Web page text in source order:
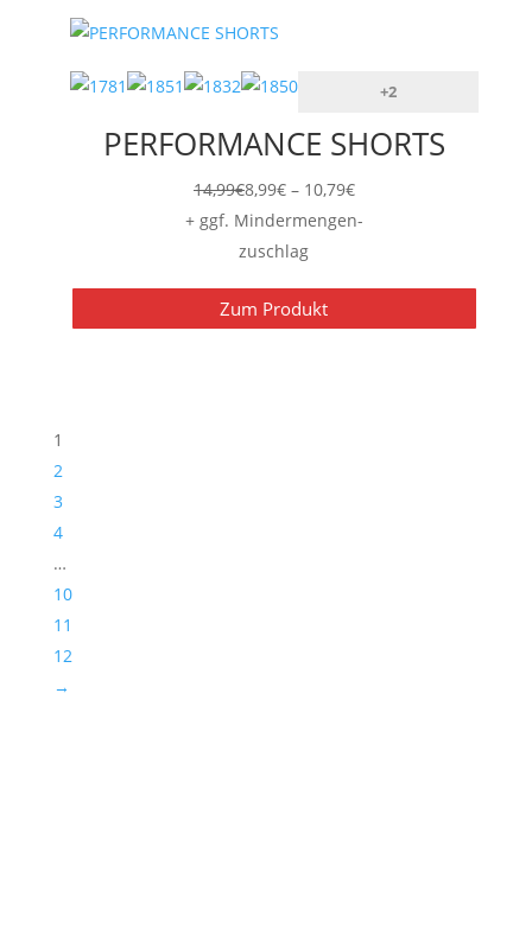
+2
PERFORMANCE SHORTS
14,99€8,99€ – 10,79€Preisspanne:
8,99€
+ ggf. Mindermengen-
zuschlag
Zum Produkt
1
2
3
4
…
10
11
12
→